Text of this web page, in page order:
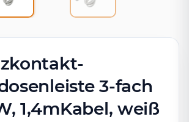
3-fach
1,4mKabel, weiß